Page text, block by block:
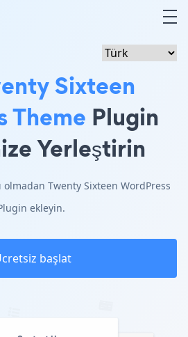
Sixteen
Theme Plugin
Yerleştirin
olmadan Twenty Sixteen WordPress
ekleyin.
başlat